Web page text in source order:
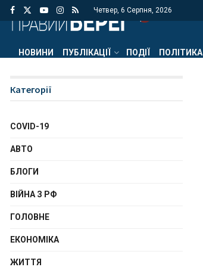
Четвер, 6 Серпня, 2026
НОВИНИ ПУБЛІКАЦІЇ ПОДІЇ ПОЛІТИКА
Категорії
COVID-19
АВТО
БЛОГИ
ВІЙНА З РФ
ГОЛОВНЕ
ЕКОНОМІКА
ЖИТТЯ